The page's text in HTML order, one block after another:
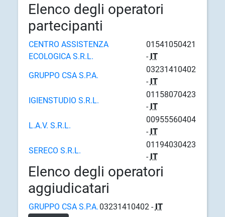
Elenco degli operatori
partecipanti
CENTRO ASSISTENZA
ECOLOGICA S.R.L.
01541050421
- IT
GRUPPO CSA S.P.A.
03231410402
- IT
IGIENSTUDIO S.R.L.
01158070423
- IT
L.A.V. S.R.L.
00955560404
- IT
SERECO S.R.L.
01194030423
- IT
Elenco degli operatori
aggiudicatari
GRUPPO CSA S.P.A. 03231410402 - IT